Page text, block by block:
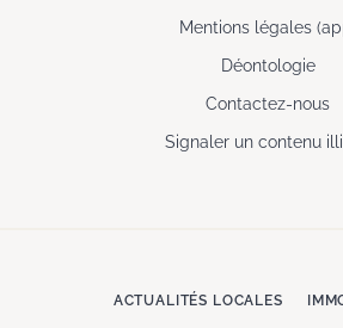
Mentions légales
Déontologie
Contactez-nous
Signaler un contenu
ACTUALITÉS LOCALES